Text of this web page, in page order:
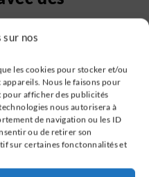
sur nos
les cookies pour stocker et/ou
Nous le faisons pour
pour afficher des publicités
nous autorisera à
de navigation ou les ID
ou de retirer son
sur certaines fonctonnalités et
essuie-mains papier
au mieux recyclés)
(les arbres, pour faire de la
(celle de l’usine à papier)
des matières premières,
du produit fini)